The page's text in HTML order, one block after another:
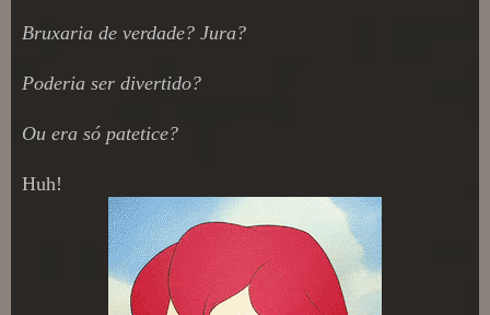
Bruxaria de verdade? Jura?
Poderia ser divertido?
Ou era só patetice?
Huh!